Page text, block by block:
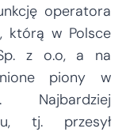
operatora
którą w Polsce
z o.o, a na
piony w
Najbardziej
tj. przesył